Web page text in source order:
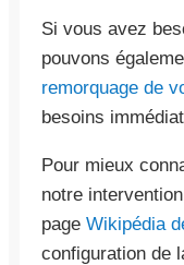
Si vous avez
pouvons
remorquage de
besoins
Pour mieux
notre
page Wikipédia
configuration de